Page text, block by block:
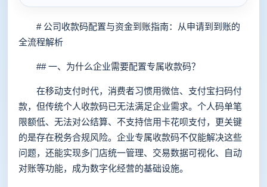
# 公司收款码配置与资金到账指南：从申请到到账的
全流程解析
## 一、为什么企业需要配置专属收款码？
在移动支付时代，消费者习惯用微信、支付宝扫码付
款，但传统个人收款码已无法满足企业需求。个人码单笔
限额低、无法对公结算、不支持信用卡花呗支付，更关键
的是存在税务合规风险。企业专属收款码不仅能解决这些
问题，还能实现多门店统一管理、交易数据可视化、自动
对账等功能，成为数字化经营的基础设施。